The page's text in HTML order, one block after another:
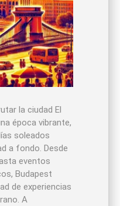
la ciudad El
época vibrante,
soleados
a fondo. Desde
eventos
Budapest
de experiencias
A